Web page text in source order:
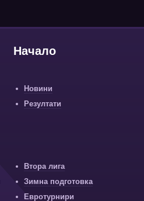
Начало
Новини
Резултати
Втора лига
Зимна подготовка
Евротурнири